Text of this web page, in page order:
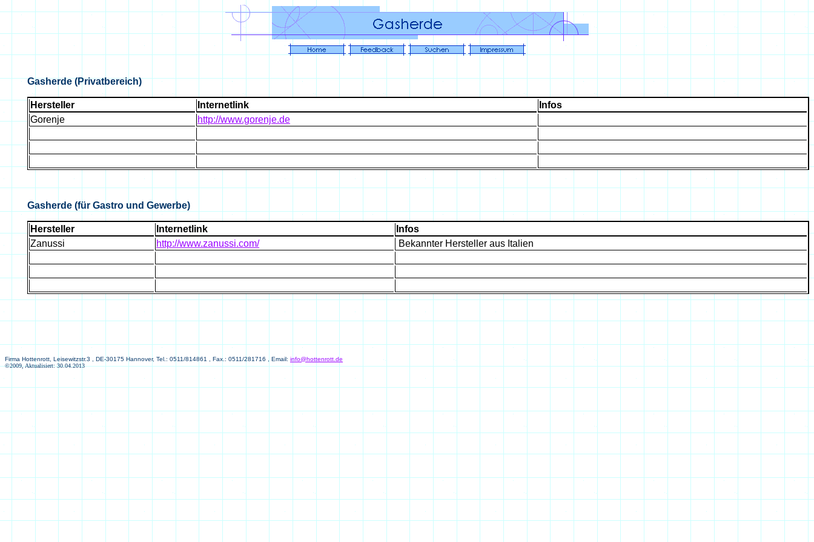
Gasherde (Privatbereich)
Hersteller Internetlink
Infos
Gorenje
http://www.gorenje.de
Gasherde (für Gastro und Gewerbe)
Hersteller Internetlink
Infos
Zanussi
http://www.zanussi.com/ Bekannter Hersteller aus Italien
Firma Hottenrott, Leisewitzstr.3 , DE-30175 Hannover, Tel.: 0511/814861 , Fax.: 0511/281716 , Email: info@hottenrott.de
©2009, Aktualisiert: 30.04.2013